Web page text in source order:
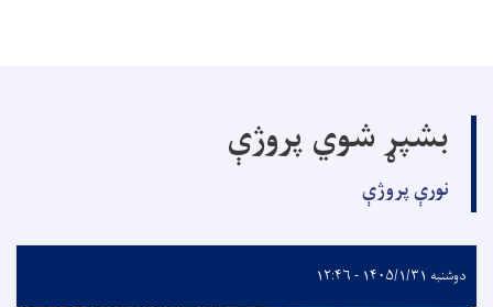
بشپړ شوي پروژې
نورې پروژې
دوشنبه ۱۴۰۵/۱/۳۱ - ۱۲:۴۶